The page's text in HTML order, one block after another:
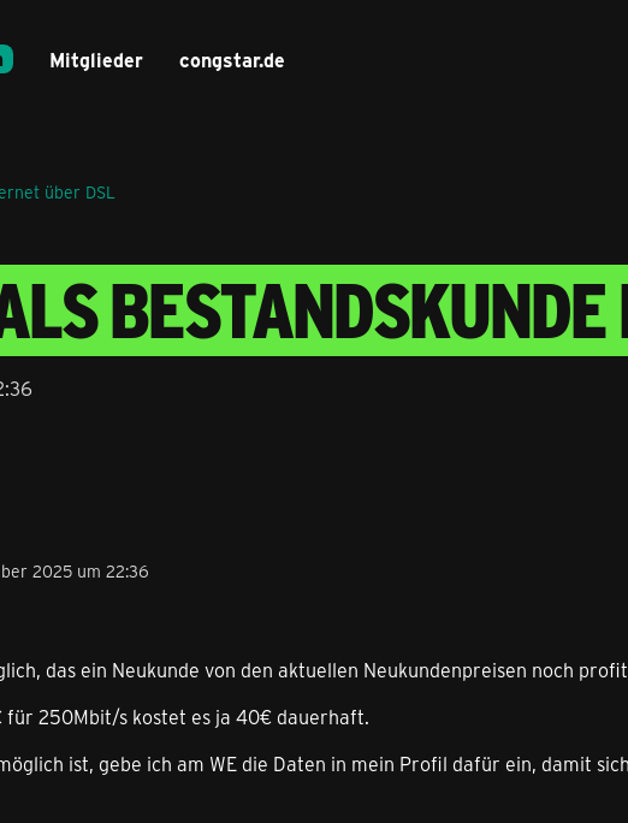
Mitglieder congstar.de
über DSL
2025 um 22:36
das ein Neukunde von den aktuellen Neukundenpreisen noch
für 250Mbit/s kostet es ja 40€ dauerhaft.
ist, gebe ich am WE die Daten in mein Profil dafür ein, damit